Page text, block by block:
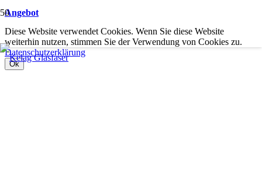
Angebot
Diese Website verwendet Cookies. Wenn Sie diese Website
weiterhin nutzen, stimmen Sie der Verwendung von Cookies zu.
Datenschutzerklärung
Ok